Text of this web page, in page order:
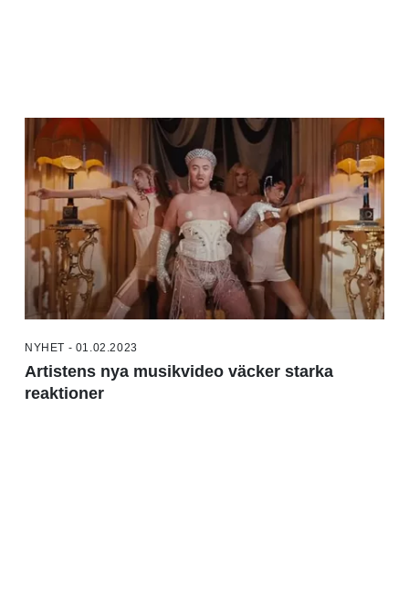
NYHET - 01.02.2023
Artistens nya musikvideo väcker starka
reaktioner